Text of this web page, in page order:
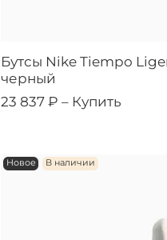
Бутсы Nike Tiempo
черный
23 837 ₽ – Купить
Новое В наличии